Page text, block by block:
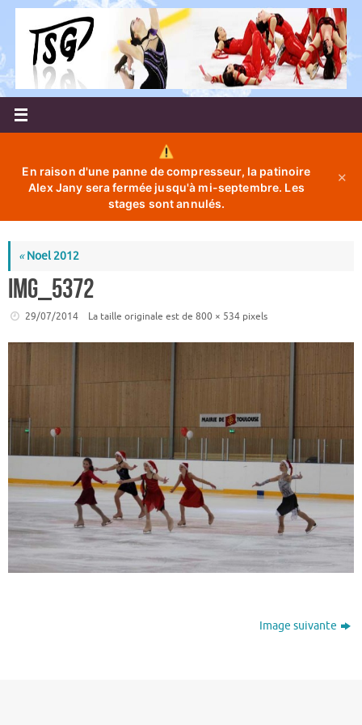
Passer
contenu
En raison d'une panne de compresseur, la patinoire
Alex Jany sera fermée jusqu'à mi-septembre. Les
stages sont annulés.
✕
«Noel 2012
IMG_5372
29/07/2014 La taille originale est de 800 × 534pixels
Image suivante